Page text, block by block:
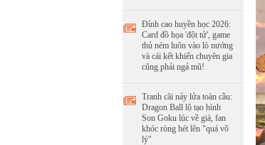
Đỉnh cao huyền học 2026:
Card đồ họa 'đột tử', game
thủ ném luôn vào lò nướng
và cái kết khiến chuyên gia
cũng phải ngả mũ!
Tranh cãi nảy lửa toàn cầu:
Dragon Ball lộ tạo hình
Son Goku lúc về già, fan
khóc ròng hét lên "quá vô
lý"